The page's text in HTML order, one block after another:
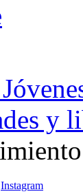
y
Instagram